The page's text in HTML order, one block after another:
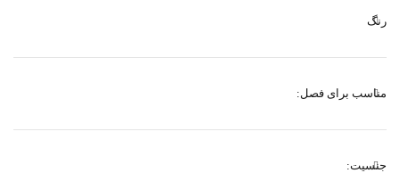
رنگ
مناسب برای فصل:
جنسیت: